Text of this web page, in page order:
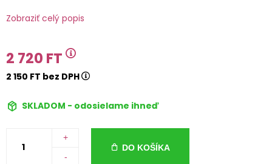
Zobraziť celý popis
2 720 FT
2 150 FT bez DPH
SKLADOM - odosielame ihneď
+
-
DO KOŠÍKA